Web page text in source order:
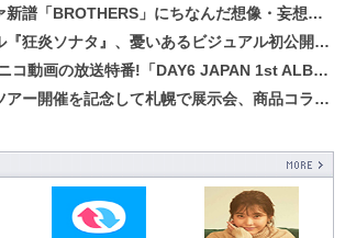
BROTHERS」にちなんだ想像・妄想企画がスタート！
、憂いある​ビジュアル初公開!! 主役リョウク、SHIN、KENらのコメントが到着！
!「DAY6 JAPAN 1st ALBUM「UNLOCK」発売記念 ライブ@ニコ生」を配信決定!
開催を記念して札幌で展示会、商品コラボが実現！！